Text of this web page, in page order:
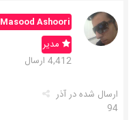
Masood Ashoori
مدیر
4,412 ارسال
ارسال شده درآذر
94